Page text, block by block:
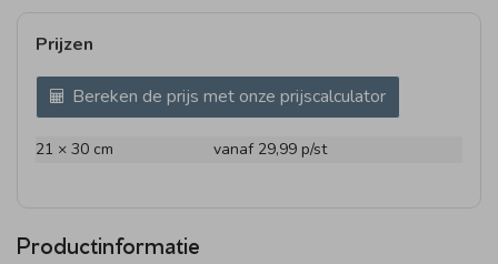
Prijzen
Bereken de prijs met onze prijscalculator
21 × 30 cm vanaf 29,99 p/st
Productinformatie